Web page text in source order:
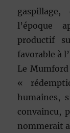
l’époque
productif
favorable à
Le
«
humaines,
convaincu,
nommerait